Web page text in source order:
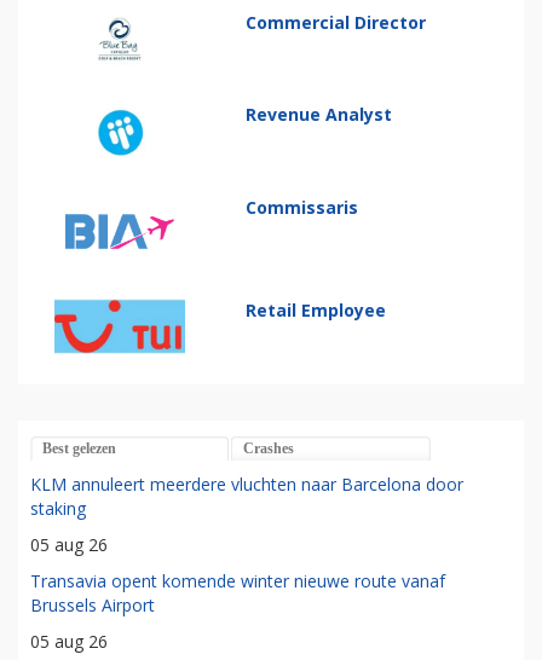
Commercial Director
Revenue Analyst
Commissaris
Retail Employee
Best gelezen Crashes
KLM annuleert meerdere vluchten naar Barcelona door
staking
05 aug 26
Transavia opent komende winter nieuwe route vanaf
Brussels Airport
05 aug 26